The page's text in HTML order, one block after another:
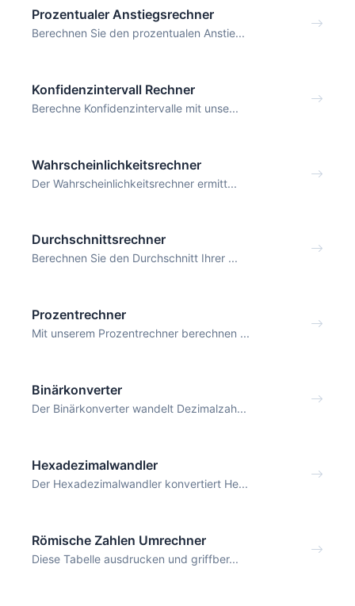
Prozentualer Anstiegsrechner
Berechnen Sie den prozentualen Anstie...
Konfidenzintervall Rechner
Berechne Konfidenzintervalle mit unse...
Wahrscheinlichkeitsrechner
Der Wahrscheinlichkeitsrechner ermitt...
Durchschnittsrechner
Berechnen Sie den Durchschnitt Ihrer ...
Prozentrechner
Mit unserem Prozentrechner berechnen ...
Binärkonverter
Der Binärkonverter wandelt Dezimalzah...
Hexadezimalwandler
Der Hexadezimalwandler konvertiert He...
Römische Zahlen Umrechner
Diese Tabelle ausdrucken und griffber...